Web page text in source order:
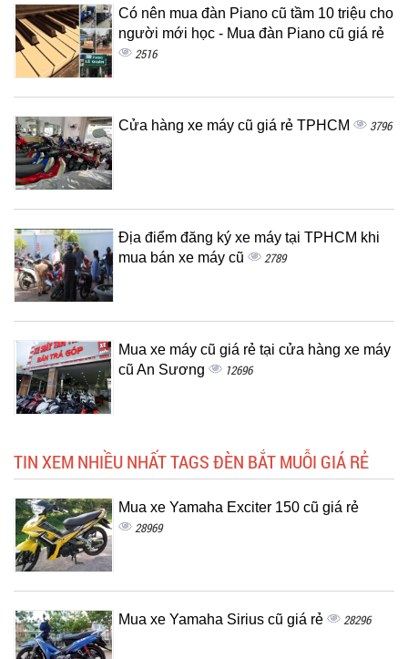
Có nên mua đàn Piano cũ tầm 10 triệu cho
người mới học - Mua đàn Piano cũ giá rẻ
2516
Cửa hàng xe máy cũ giá rẻ TPHCM 3796
Địa điểm đăng ký xe máy tại TPHCM khi
mua bán xe máy cũ
2789
Mua xe máy cũ giá rẻ tại cửa hàng xe máy
cũ An Sương
12696
TIN XEM NHIỀU NHẤT TAGS ĐÈN BẮT MUỖI GIÁ RẺ
Mua xe Yamaha Exciter 150 cũ giá rẻ
28969
Mua xe Yamaha Sirius cũ giá rẻ 28296